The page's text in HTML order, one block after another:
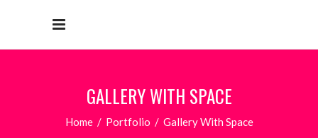
GALLERY WITH SPACE
Home/ Portfolio / Gallery With Space